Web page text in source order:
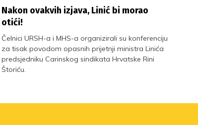
Nakon ovakvih izjava, Linić bi morao
otići!
Čelnici URSH-a i MHS-a organizirali su konferenciju
za tisak povodom opasnih prijetnji ministra Linića
predsjedniku Carinskog sindikata Hrvatske Rini
Štoriću.